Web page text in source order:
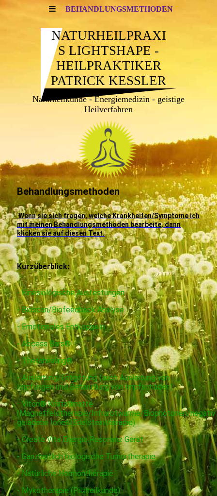
BEHANDLUNGSMETHODEN
NATURHEILPRAXI
S LIGHTSHAPE -
HEILPRAKTIKER
PATRICK KESSLER
Naturheilkunde - Energiemedizin - geistige
Heilverfahren
Behandlungsmethoden
Wenn sie sich fragen, welche Krankheiten/Symptome ich
mit meinen Behandlungsmethoden bearbeite, dann
klicken sie auf diesen Text.
Kurzüberblick:
- Kinesiologische Austestungen
- Bioscan/Biofeedback Analyse
- Emotionales Entkoppeln
- Access Bars®
- Thetahealing®
- Ausleitung/Entgiftung (auch Ausleitung von
Impfungen und Behandlung von Impfschäden)
- Vitori® Kristallmatte
(Magnetfeldtherapie/Infrarotwärme/Biophotonen/negativ
geladene Ionen/Edelsteintherapie)
- Create Vita Energie Resonanz Gerät
- Ganzheitlich biologische Tumortherapie
- Natürliche Hormontherapie
- Mykotherapie (Pilzheilkunde)